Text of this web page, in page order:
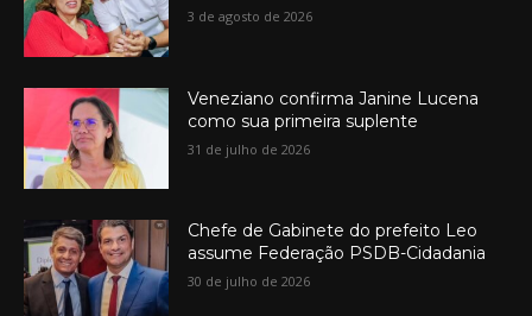
3 de agosto de 2026
Veneziano confirma Janine Lucena
como sua primeira suplente
31 de julho de 2026
Chefe de Gabinete do prefeito Leo
assume Federação PSDB-Cidadania
30 de julho de 2026